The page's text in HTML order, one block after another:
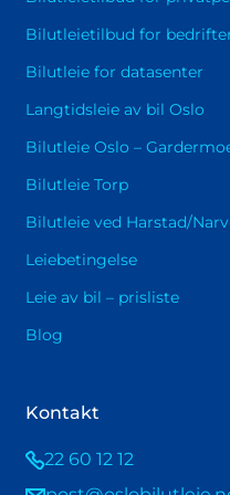
Bilutleietilbud for
Bilutleie for datasenter
Langtidsleie av bil Oslo
Bilutleie Oslo –
Bilutleie Torp
Bilutleie ved Harstad/
Leiebetingelse
Leie av bil – prisliste
Blog
Kontakt
22 60 12 12